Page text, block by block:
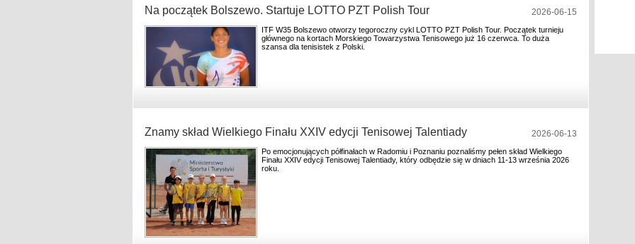
Na początek Bolszewo. Startuje LOTTO PZT Polish Tour 2026-06-15
ITF W35 Bolszewo otworzy tegoroczny cykl LOTTO PZT Polish Tour. Początek turnieju
głównego na kortach Morskiego Towarzystwa Tenisowego już 16 czerwca. To duża
szansa dla tenisistek z Polski.
Znamy skład Wielkiego Finału XXIV edycji Tenisowej Talentiady 2026-06-13
Po emocjonujących półfinałach w Radomiu i Poznaniu poznaliśmy pełen skład Wielkiego
Finału XXIV edycji Tenisowej Talentiady, który odbędzie się w dniach 11-13 września 2026
roku.